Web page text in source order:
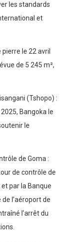
les standards
et
le 22 avril
de 5 245 m²,
(Tshopo) :
Bangoka le
le
de Goma :
de contrôle de
par la Banque
l’aéroport de
l’arrêt du